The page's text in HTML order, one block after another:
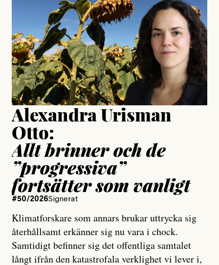
Jonas Lundström
Publicerad24 July, 2026
Jesper Lundby
Publicerad15 July, 2026
Uppdaterad15 July, 2026
Alexandra Urisman
Otto:
Allt brinner och de
”progressiva”
fortsätter som vanligt
#50/2026Signerat
Klimatforskare som annars brukar uttrycka sig
återhållsamt erkänner sig nu vara i chock.
Samtidigt befinner sig det offentliga samtalet
långt ifrån den katastrofala verklighet vi lever i,